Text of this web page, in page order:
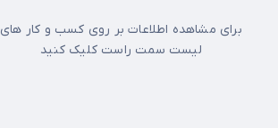
برای مشاهده اطلاعات بر روی کسب و کار های
لیست سمت راست کلیک کنید